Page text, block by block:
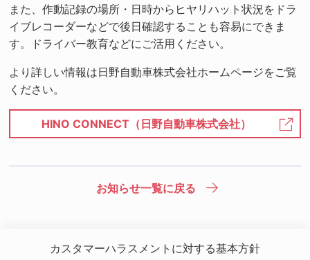
また、作動記録の場所・日時からヒヤリハット状況をドラ
イブレコーダーなどで後日確認することも容易にできま
す。ドライバー教育などにご活用ください。
より詳しい情報は日野自動車株式会社ホームページをご覧
ください。
HINO CONNECT（日野自動車株式会社）
お知らせ一覧に戻る
カスタマーハラスメントに対する基本方針